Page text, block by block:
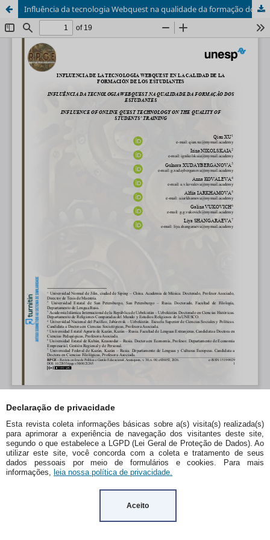
Declaração de privacidade
Esta revista coleta informações básicas sobre a(s) visita(s) realizada(s)
para aprimorar a experiência de navegação dos visitantes deste site,
segundo o que estabelece a LGPD (Lei Geral de Proteção de Dados). Ao
utilizar este site, você concorda com a coleta e tratamento de seus
dados pessoais por meio de formulários e cookies. Para mais
informações, leia nossa política de privacidade.
Aceito
Influência da tecnologia Webquest na qualidade da formação dos estudantes